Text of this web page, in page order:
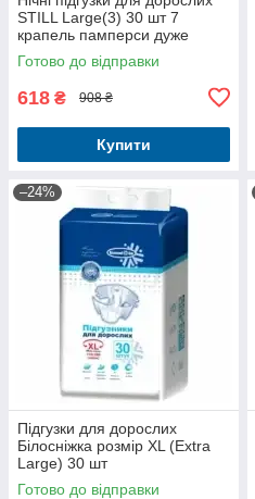
STILL Large(3) 30 шт 7
крапель памперси дуже
великих розмірів для людей
похилого віку
Готово до відправки
618 ₴ 908 ₴
Купити
–24%
Підгузки для дорослих
Білосніжка розмір XL (Extra
Large) 30 шт
Готово до відправки